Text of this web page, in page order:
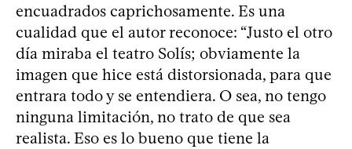
encuadrados caprichosamente. Es una
cualidad que el autor reconoce: “Justo el otro
día miraba el teatro Solís; obviamente la
imagen que hice está distorsionada, para que
entrara todo y se entendiera. O sea, no tengo
ninguna limitación, no trato de que sea
realista. Eso es lo bueno que tiene la